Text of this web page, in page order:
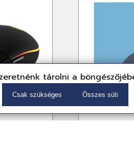
tárolni a
Csak szükséges Összes süti